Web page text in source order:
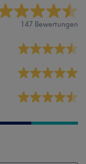
147 Bewertungen